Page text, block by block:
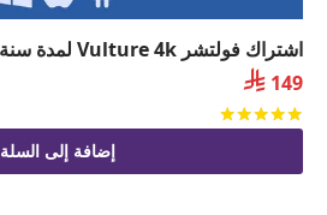
اشتراك فولتشر Vulture 4k لمدة سنة
 149
إضافة إلى السلة